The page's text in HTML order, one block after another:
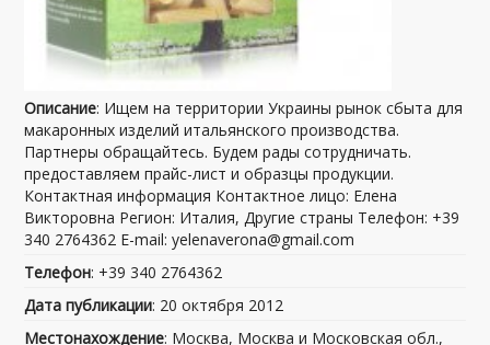
Описание: Ищем на территории Украины рынок сбыта для
макаронных изделий итальянского производства.
Партнеры обращайтесь. Будем рады сотрудничать.
предоставляем прайс-лист и образцы продукции.
Контактная информация Контактное лицо: Елена
Викторовна Регион: Италия, Другие страны Телефон: +39
340 2764362 E-mail: yelenaverona@gmail.com
Телефон: +39 340 2764362
Дата публикации: 20 октября 2012
Местонахождение: Москва, Москва и Московская обл.,